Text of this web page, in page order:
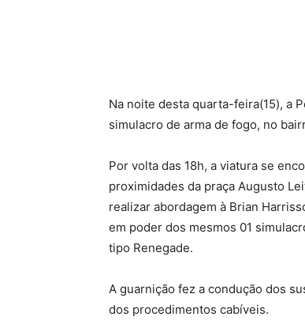
Na noite desta quarta-feira(15), a
simulacro de arma de fogo, no
Por volta das 18h, a viatura se
proximidades da praça Augusto
realizar abordagem à Brian
em poder dos mesmos 01
tipo Renegade.
A guarnição fez a condução dos
dos procedimentos cabíveis.